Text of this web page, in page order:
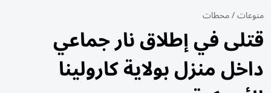
منوعات/محطات
قتلى في إطلاق نار جماعي
داخل منزل بولاية كارولينا